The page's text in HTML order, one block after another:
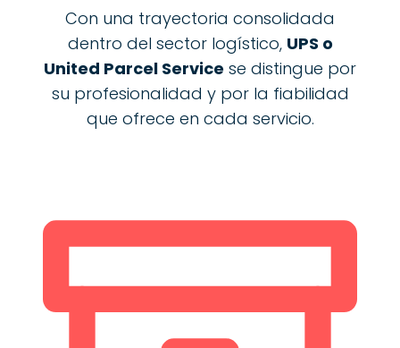
Con una trayectoria consolidada
dentro del sector logístico, UPS o
United Parcel Service se distingue por
su profesionalidad y por la fiabilidad
que ofrece en cada servicio.